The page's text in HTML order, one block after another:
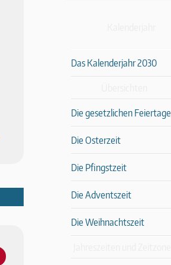
Das Kalenderjahr 2030
Die gesetzlichen Feiertage
Die Osterzeit
Die Pfingstzeit
Die Adventszeit
Die Weihnachtszeit